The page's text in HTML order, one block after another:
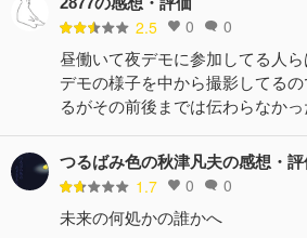
2.5 0 0
昼働いて夜デモに参加してる人ら
デモの様子を中から撮影してる
るがその前後までは伝わらなか
つるばみ色の秋津凡夫の感想・評
1.7 0 0
未来の何処かの誰かへ